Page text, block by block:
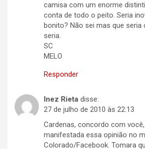
camisa com um enorme
conta de todo o peito. Seria
bonito? Não sei mas que seria
seria.
SC
MELO
Responder
Inez Rieta disse:
27 de julho de 2010 às 22:13
Cardenas, concordo com
manifestada essa opinião no
Colorado/Facebook. Tomara